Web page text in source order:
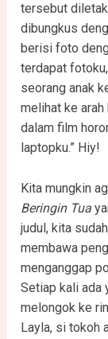
tersebut
dibungkus
berisi foto
terdapat
seorang anak
melihat ke
dalam film
laptopku.” Hiy!
Kita mungkin
Beringin Tua
judul, kita
membawa
menganggap
Setiap kali ada
melongok ke
Layla, si tokoh